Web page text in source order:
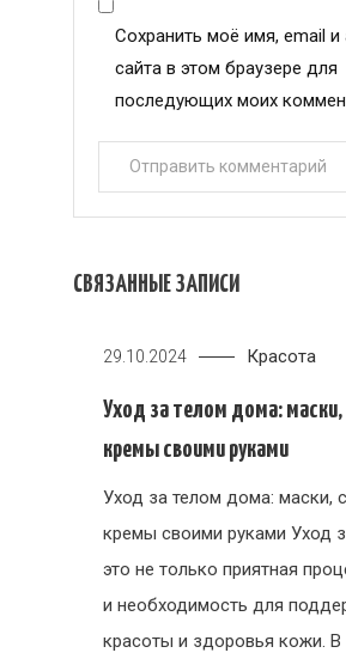
Сохранить моё имя, email и
сайта в этом браузере для
последующих моих
СВЯЗАННЫЕ ЗАПИСИ
29.10.2024 Красота
Уход за телом дома: маски,
кремы своими руками
Уход за телом дома: маски,
кремы своими руками Уход
это не только приятная
и необходимость для
красоты и здоровья кожи. В